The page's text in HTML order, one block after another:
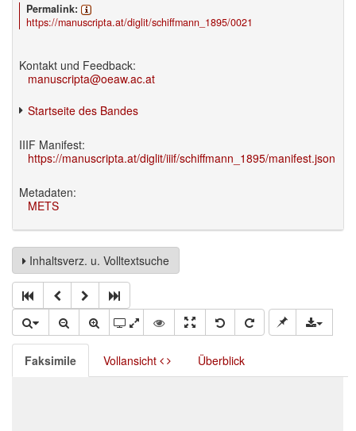
Permalink:
https://manuscripta.at/diglit/schiffmann_1895/0021
Kontakt und Feedback:
manuscripta@oeaw.ac.at
Startseite des Bandes
IIIF Manifest:
https://manuscripta.at/diglit/iiif/schiffmann_1895/manifest.json
Metadaten:
METS
Inhaltsverz. u. Volltextsuche
Faksimile Vollansicht Überblick